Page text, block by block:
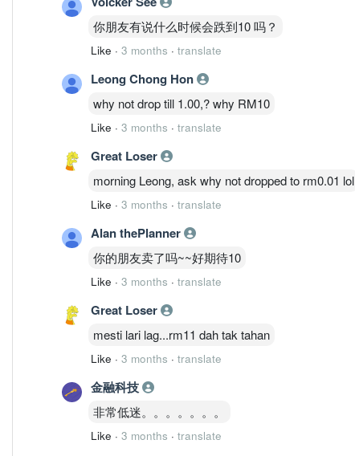
你朋友有说什么时候会跌到10 吗？
Like · 3 months · translate
Leong Chong Hon
why not drop till 1.00,? why RM10
Like · 3 months · translate
Great Loser
morning Leong, ask why not dropped to rm0.01 lol
Like · 3 months · translate
Alan thePlanner
你的朋友卖了吗~~好期待10
Like · 3 months · translate
Great Loser
mesti lari lag...rm11 dah tak tahan
Like · 3 months · translate
金融科技
非常低迷。。。。。。。
Like · 3 months · translate